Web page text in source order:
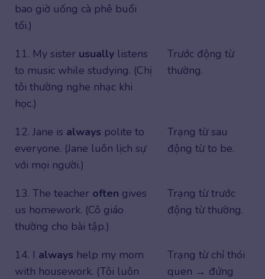
bao giờ uống cà phê buổi
tối.)
11. My sister usually listens
to music while studying. (Chị
tôi thường nghe nhạc khi
học.)
Trước động từ
thường.
12. Jane is always polite to
everyone. (Jane luôn lịch sự
với mọi người.)
Trạng từ sau
động từ to be.
13. The teacher often gives
us homework. (Cô giáo
thường cho bài tập.)
Trạng từ trước
động từ thường.
14. I always help my mom
with housework. (Tôi luôn
Trạng từ chỉ thói
quen → đứng